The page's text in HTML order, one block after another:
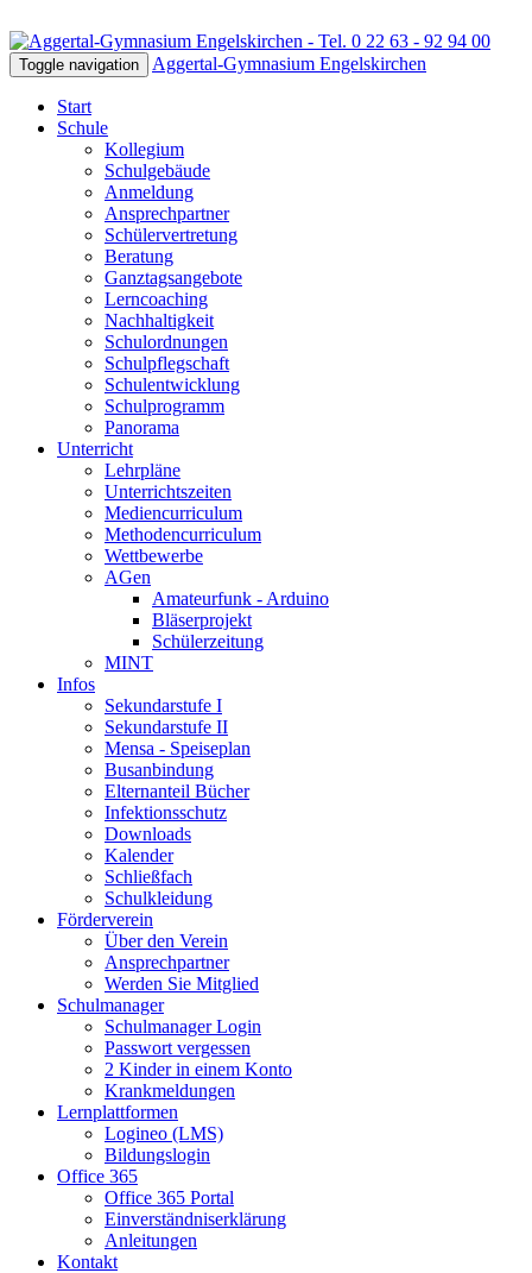
Toggle navigation Aggertal-Gymnasium Engelskirchen
Start
Schule
Kollegium
Schulgebäude
Anmeldung
Ansprechpartner
Schülervertretung
Beratung
Ganztagsangebote
Lerncoaching
Nachhaltigkeit
Schulordnungen
Schulpflegschaft
Schulentwicklung
Schulprogramm
Panorama
Unterricht
Lehrpläne
Unterrichtszeiten
Mediencurriculum
Methodencurriculum
Wettbewerbe
AGen
Amateurfunk - Arduino
Bläserprojekt
Schülerzeitung
MINT
Infos
Sekundarstufe I
Sekundarstufe II
Mensa - Speiseplan
Busanbindung
Elternanteil Bücher
Infektionsschutz
Downloads
Kalender
Schließfach
Schulkleidung
Förderverein
Über den Verein
Ansprechpartner
Werden Sie Mitglied
Schulmanager
Schulmanager Login
Passwort vergessen
2 Kinder in einem Konto
Krankmeldungen
Lernplattformen
Logineo (LMS)
Bildungslogin
Office 365
Office 365 Portal
Einverständniserklärung
Anleitungen
Kontakt